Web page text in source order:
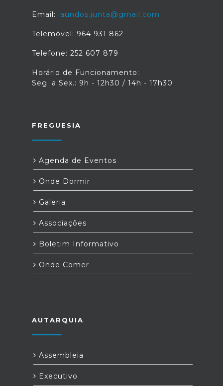
Email: laundos.junta@gmail.com
Telemóvel: 964 931 862
Telefone: 252 607 879
Horário de Funcionamento:
Seg. a Sex.: 9h - 12h30 / 14h - 17h30
FREGUESIA
Agenda de Eventos
Onde Dormir
Galeria
Associações
Boletim Informativo
Onde Comer
AUTARQUIA
Assembleia
Executivo